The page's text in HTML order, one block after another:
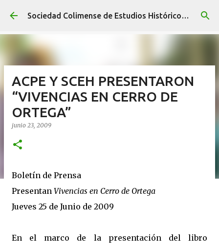
Ir al contenido principal Sociedad Colimense de Estudios Históricos A. C.
ACPE Y SCEH PRESENTARON
“VIVENCIAS EN CERRO DE
ORTEGA”
junio 23, 2009
Boletín de Prensa
Presentan Vivencias en Cerro de Ortega
Jueves 25 de Junio de 2009
En el marco de la presentación del libro